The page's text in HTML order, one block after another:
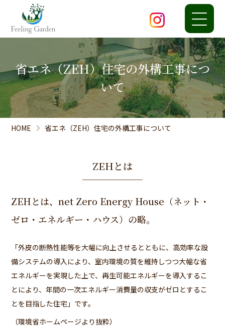
省エネ（ZEH）住宅の外構工事につ
いて
HOME 省エネ（ZEH）住宅の外構工事について
ZEHとは
ZEHとは、net Zero Energy House（ネット・
ゼロ・エネルギー・ハウス）の略。
「外皮の断熱性能等を大幅に向上させるとともに、高効率な設
備システムの導入により、室内環境の質を維持しつつ大幅な省
エネルギーを実現した上で、再生可能エネルギーを導入するこ
とにより、年間の一次エネルギー消費量の収支がゼロとするこ
とを目指した住宅」です。
（環境省ホームページより抜粋）